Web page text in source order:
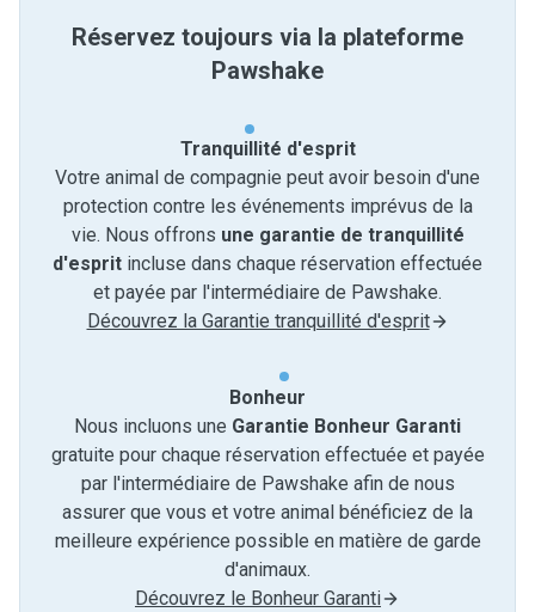
Réservez toujours via la plateforme
Pawshake
Tranquillité d'esprit
Votre animal de compagnie peut avoir besoin d'une
protection contre les événements imprévus de la
vie. Nous offrons une garantie de tranquillité
d'esprit incluse dans chaque réservation effectuée
et payée par l'intermédiaire de Pawshake.
Découvrez la Garantie tranquillité d'esprit
Bonheur
Nous incluons une Garantie Bonheur Garanti
gratuite pour chaque réservation effectuée et payée
par l'intermédiaire de Pawshake afin de nous
assurer que vous et votre animal bénéficiez de la
meilleure expérience possible en matière de garde
d'animaux.
Découvrez le Bonheur Garanti